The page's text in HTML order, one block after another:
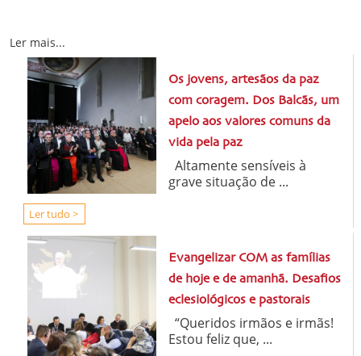
Ler mais...
Os jovens, artesãos da paz
com coragem. Dos Balcãs, um
apelo aos valores comuns da
vida pela paz
Altamente sensíveis à
grave situação de ...
Ler tudo >
Evangelizar COM as famílias
de hoje e de amanhã. Desafios
eclesiológicos e pastorais
“Queridos irmãos e irmãs!
Estou feliz que, ...